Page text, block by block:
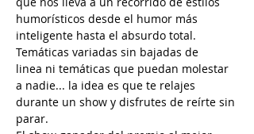
humorísticos desde el humor más
inteligente hasta el absurdo total.
Temáticas variadas sin bajadas de
linea ni temáticas que puedan molestar
a nadie... la idea es que te relajes
durante un show y disfrutes de reírte sin
parar.